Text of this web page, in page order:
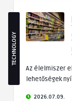
TECHNOLOGY
Az élelmiszer
lehetőségek
2026.07.09.